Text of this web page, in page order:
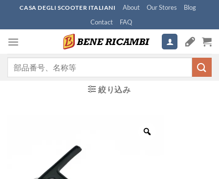
content
CASA DEGLI SCOOTER ITALIANI About Our Stores
Blog
Contact
FAQ
絞り込み